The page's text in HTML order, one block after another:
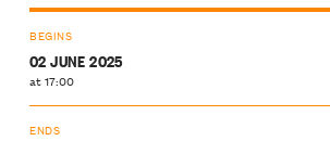
BEGINS
02 JUNE 2025
at 17:00
ENDS